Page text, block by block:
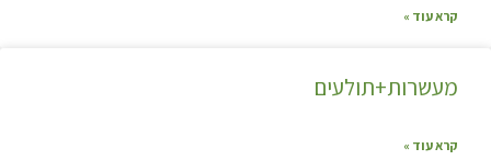
קרא עוד »
מעשרות+תולעים
קרא עוד »